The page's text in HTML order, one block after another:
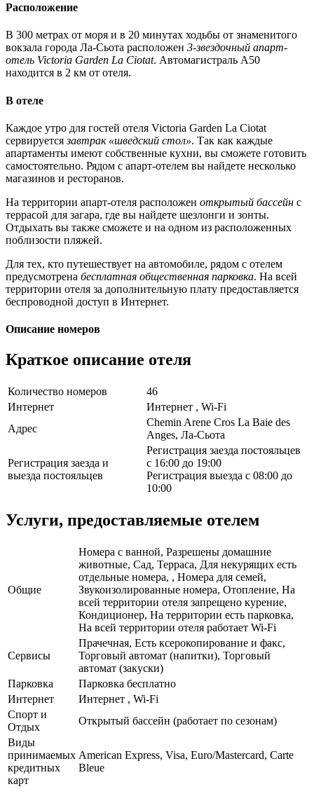
Расположение
В 300 метрах от моря и в 20 минутах ходьбы от знаменитого
вокзала города Ла-Сьота расположен 3-звездочный апарт-
отель Victoria Garden La Ciotat. Автомагистраль А50
находится в 2 км от отеля.
В отеле
Каждое утро для гостей отеля Victoria Garden La Ciotat
сервируетсязавтрак «шведский стол». Так как каждые
апартаменты имеют собственные кухни, вы сможете готовить
самостоятельно. Рядом с апарт-отелем вы найдете несколько
магазинов и ресторанов.
На территории апарт-отеля расположен открытый бассейн с
террасой для загара, где вы найдете шезлонги и зонты.
Отдыхать вы также сможете и на одном из расположенных
поблизости пляжей.
Для тех, кто путешествует на автомобиле, рядом с отелем
предусмотрена бесплатная общественная парковка. На всей
территории отеля за дополнительную плату предоставляется
беспроводной доступ в Интернет.
Описание номеров
Краткое описание отеля
Количество номеров
46
Интернет
Интернет , Wi-Fi
Адрес
Chemin Arene Cros La Baie des
Anges, Ла-Сьота
Регистрация заезда и
выезда постояльцев
Регистрация заезда постояльцев
с 16:00 до 19:00
Регистрация выезда с 08:00 до
10:00
Услуги, предоставляемые отелем
Общие
Номера с ванной, Разрешены домашние
животные, Сад, Терраса, Для некурящих есть
отдельные номера, , Номера для семей,
Звукоизолированные номера, Отопление, На
всей территории отеля запрещено курение,
Кондиционер, На территории есть парковка,
На всей территории отеля работает Wi-Fi
Сервисы
Прачечная, Есть ксерокопирование и факс,
Торговый автомат (напитки), Торговый
автомат (закуски)
Парковка
Парковка бесплатно
Интернет
Интернет , Wi-Fi
Спорт и
Отдых
Открытый бассейн (работает по сезонам)
Виды
принимаемых
кредитных
карт
American Express, Visa, Euro/Mastercard, Carte
Bleue